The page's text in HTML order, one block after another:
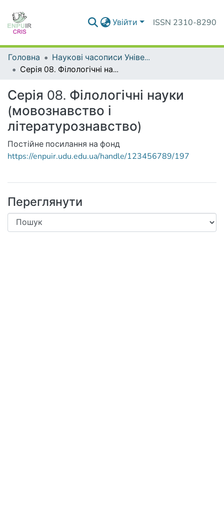
Увійти ISSN 2310-8290
Головна
Наукові часописи Університету
Серія 08. Філологічні науки (мовознавство і літературознавство)
Серія 08. Філологічні науки
(мовознавство і
літературознавство)
Постійне посилання на фонд
https://enpuir.udu.edu.ua/handle/123456789/197
Переглянути